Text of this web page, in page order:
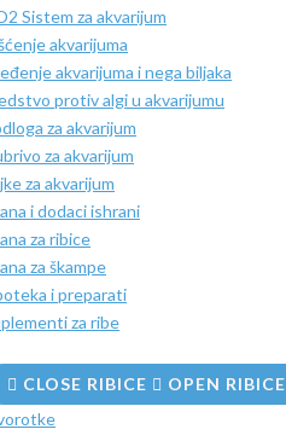
Sistem za akvarijum
akvarijuma
akvarijuma i nega biljaka
protiv algi u akvarijumu
za akvarijum
za akvarijum
za akvarijum
i dodaci ishrani
za ribice
za škampe
i preparati
za ribe
CLOSE RIBICE
OPEN RIBICE